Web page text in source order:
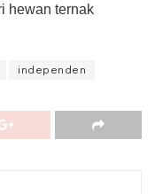
hewan ternak
independen